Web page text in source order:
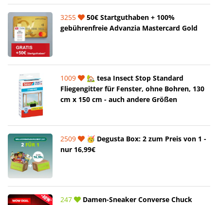
3255
50€ Startguthaben + 100%
gebührenfreie Advanzia Mastercard Gold
1009
🏡 tesa Insect Stop Standard
Fliegengitter für Fenster, ohne Bohren, 130
cm x 150 cm - auch andere Größen
2509
🥳 Degusta Box: 2 zum Preis von 1 -
nur 16,99€
247
Damen-Sneaker Converse Chuck